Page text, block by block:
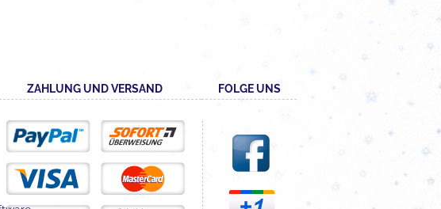
ZAHLUNG UND VERSAND FOLGE UNS